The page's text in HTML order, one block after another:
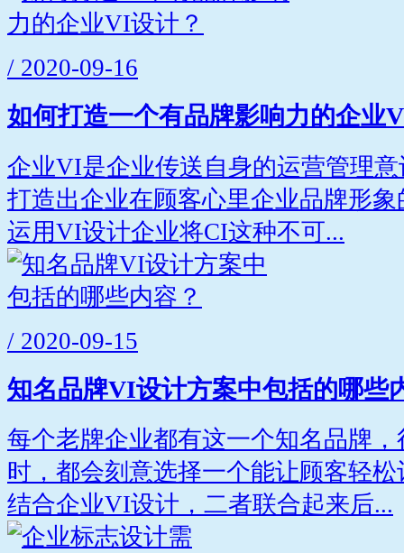
/ 2020-09-16
如何打造一个有品牌影响力的企业
企业VI是企业传送自身的运营管理
打造出企业在顾客心里企业品牌形
运用VI设计企业将CI这种不可...
/ 2020-09-15
知名品牌VI设计方案中包括的哪些
每个老牌企业都有这一个知名品牌
时，都会刻意选择一个能让顾客轻
结合企业VI设计，二者联合起来后...